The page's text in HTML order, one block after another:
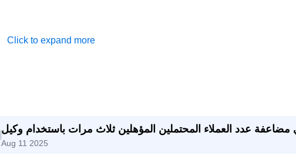
Click to expand more
عدد العملاء المحتملين المؤهلين ثلاث مرات باستخدام وكيل
SaleAI لتوليد العملاء المحتملينAug 11 2025